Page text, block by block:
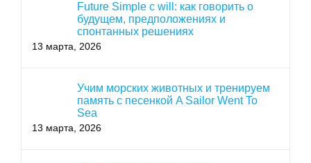
Future Simple с will: как говорить о
будущем, предположениях и
спонтанных решениях
13 марта, 2026
Учим морских животных и тренируем
память с песенкой A Sailor Went To
Sea
13 марта, 2026